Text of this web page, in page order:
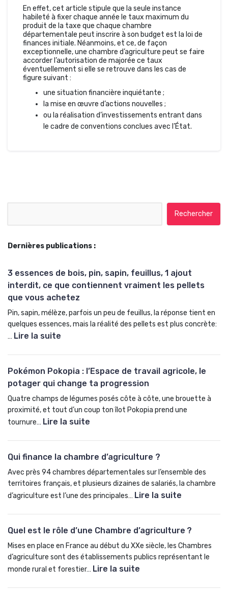
En effet, cet article stipule que la seule instance
habileté à fixer chaque année le taux maximum du
produit de la taxe que chaque chambre
départementale peut inscrire à son budget est la loi de
finances initiale. Néanmoins, et ce, de façon
exceptionnelle, une chambre d’agriculture peut se faire
accorder l’autorisation de majorée ce taux
éventuellement si elle se retrouve dans les cas de
figure suivant :
une situation financière inquiétante ;
la mise en œuvre d’actions nouvelles ;
ou la réalisation d’investissements entrant dans
le cadre de conventions conclues avec l’État.
Dernières publications :
3 essences de bois, pin, sapin, feuillus, 1 ajout
interdit, ce que contiennent vraiment les pellets
que vous achetez
Pin, sapin, mélèze, parfois un peu de feuillus, la réponse tient en
quelques essences, mais la réalité des pellets est plus concrète:
… Lire la suite
e
s
s
e
n
s
d
e
b
s
,
p
i
Pokémon Pokopia : l’Espace de travail agricole, le
potager qui change ta progression
Quatre champs de légumes posés côte à côte, une brouette à
proximité, et tout d’un coup ton îlot Pokopia prend une
tournure… Lire la suite
o
k
é
m
P
o
k
o
Qui finance la chambre d’agriculture ?
Avec près 94 chambres départementales sur l’ensemble des
territoires français, et plusieurs dizaines de salariés, la chambre
d’agriculture est l’une des principales… Lire la suite
u
i
f
Quel est le rôle d’une Chambre d’agriculture ?
Mises en place en France au début du XXe siècle, les Chambres
d’agriculture sont des établissements publics représentant le
monde rural et forestier… Lire la suite